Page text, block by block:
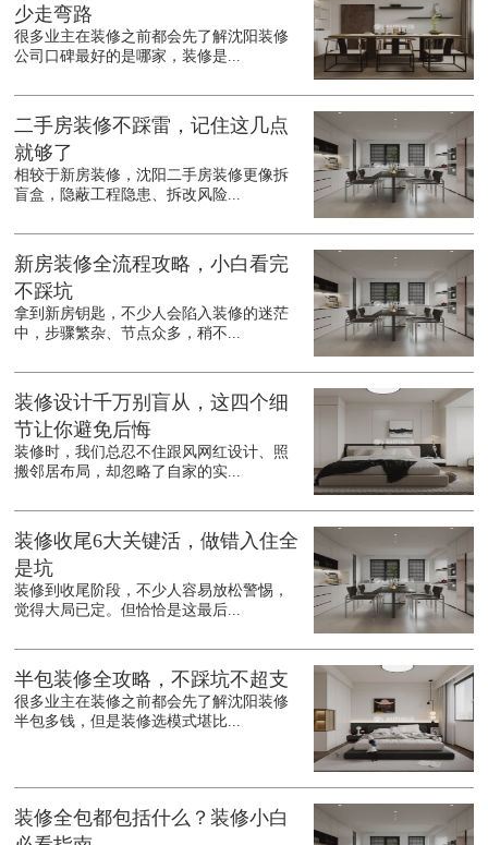
少走弯路
很多业主在装修之前都会先了解沈阳装修
公司口碑最好的是哪家，装修是...
二手房装修不踩雷，记住这几点
就够了
相较于新房装修，沈阳二手房装修更像拆
盲盒，隐蔽工程隐患、拆改风险...
新房装修全流程攻略，小白看完
不踩坑
拿到新房钥匙，不少人会陷入装修的迷茫
中，步骤繁杂、节点众多，稍不...
装修设计千万别盲从，这四个细
节让你避免后悔
装修时，我们总忍不住跟风网红设计、照
搬邻居布局，却忽略了自家的实...
装修收尾6大关键活，做错入住全
是坑
装修到收尾阶段，不少人容易放松警惕，
觉得大局已定。但恰恰是这最后...
半包装修全攻略，不踩坑不超支
很多业主在装修之前都会先了解沈阳装修
半包多钱，但是装修选模式堪比...
装修全包都包括什么？装修小白